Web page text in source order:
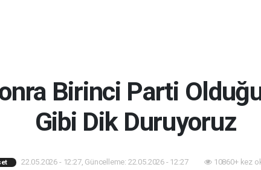
Birinci Parti
Gibi Dik Duruyoruz
22.05.2026 - 12:27, Güncelleme: 22.05.2026 - 12:27 10860+ kez